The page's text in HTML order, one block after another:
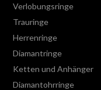
Verlobungsringe
Trauringe
Herrenringe
Diamantringe
Ketten und Anhänger
Diamantohrringe